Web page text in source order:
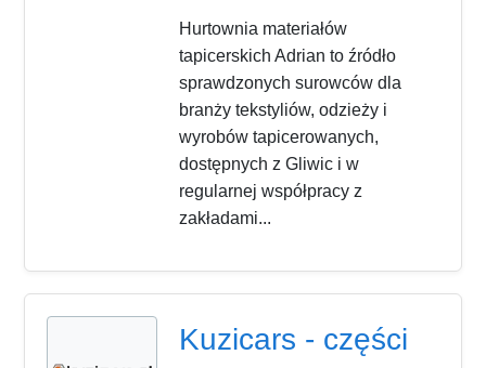
Hurtownia materiałów
tapicerskich Adrian to źródło
sprawdzonych surowców dla
branży tekstyliów, odzieży i
wyrobów tapicerowanych,
dostępnych z Gliwic i w
regularnej współpracy z
zakładami...
Kuzicars - części